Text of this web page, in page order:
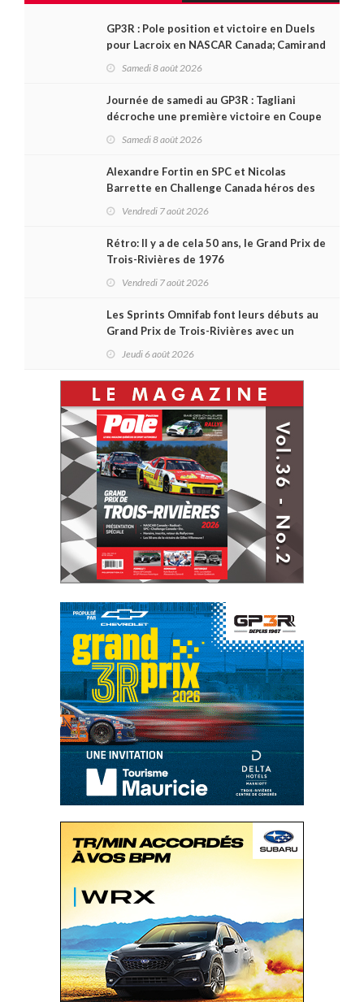
GP3R : Pole position et victoire en Duels
pour Lacroix en NASCAR Canada; Camirand
Samedi 8 août 2026
Journée de samedi au GP3R : Tagliani
décroche une première victoire en Coupe
Samedi 8 août 2026
Alexandre Fortin en SPC et Nicolas
Barrette en Challenge Canada héros des
Vendredi 7 août 2026
Rétro: Il y a de cela 50 ans, le Grand Prix de
Trois-Rivières de 1976
Vendredi 7 août 2026
Les Sprints Omnifab font leurs débuts au
Grand Prix de Trois-Rivières avec un
Jeudi 6 août 2026